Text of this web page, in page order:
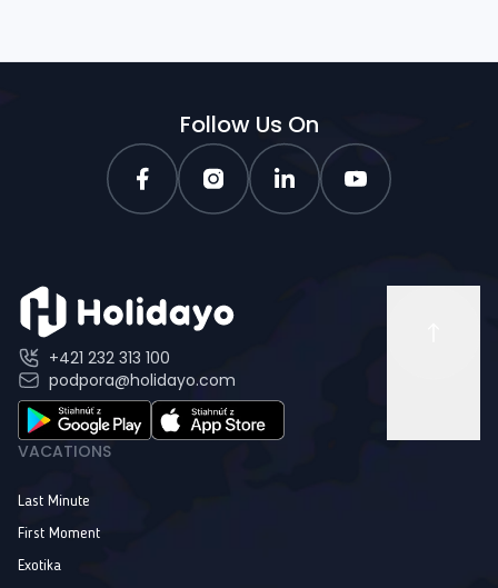
Follow Us On
+421 232 313 100
podpora@holidayo.com
VACATIONS
Last Minute
First Moment
Exotika